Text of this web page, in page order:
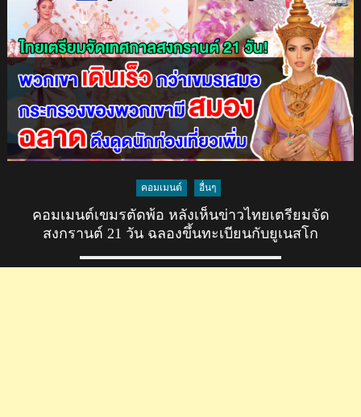
เขมร
หลัง
ไทย
เสนอ
ขึ้น
ทะเบียน
ชุด
ไทย
และ
กัมพูชา
เตรียม
“มหา
คอมเมนต์ อื่นๆ
คอมเมนต์เขมรตัดพ้อ หลังเห็นข่าวไทยเตรียมจัด
สงกรานต์ 21 วัน ฉลองขึ้นทะเบียนกับยูเนสโก